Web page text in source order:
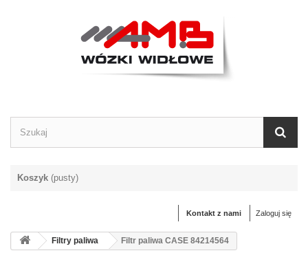
Koszyk (pusty)
Zaloguj się
Kontakt z nami
Filtry paliwa Filtr paliwa CASE 84214564